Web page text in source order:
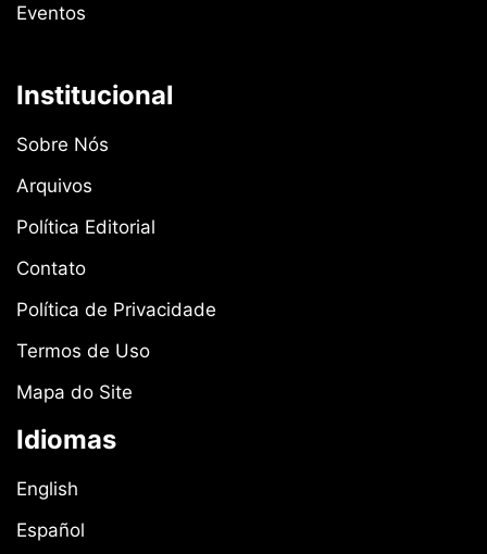
Eventos
Institucional
Sobre Nós
Arquivos
Política Editorial
Contato
Política de Privacidade
Termos de Uso
Mapa do Site
Idiomas
English
Español